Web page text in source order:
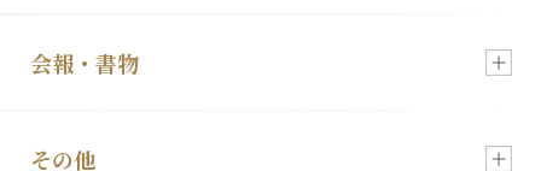
顕彰会について
慰霊祭のご案内
会報・書物
会報「特攻」
その他